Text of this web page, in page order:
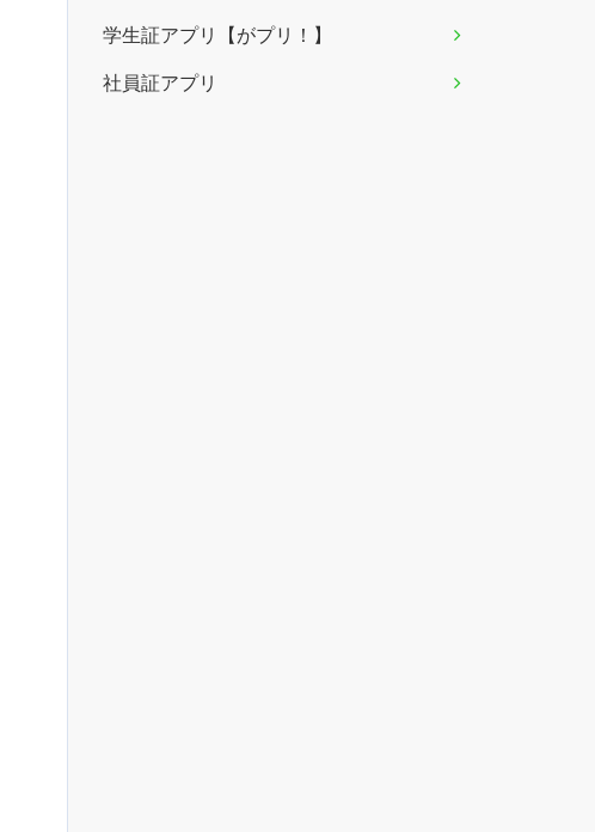
学生証アプリ【がプリ！】
社員証アプリ